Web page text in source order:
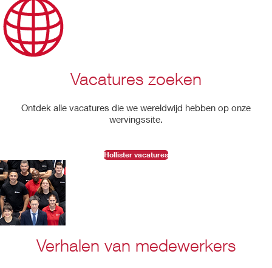
Vacatures zoeken
Ontdek alle vacatures die we wereldwijd hebben op onze
wervingssite.
Hollister vacatures
Verhalen van medewerkers